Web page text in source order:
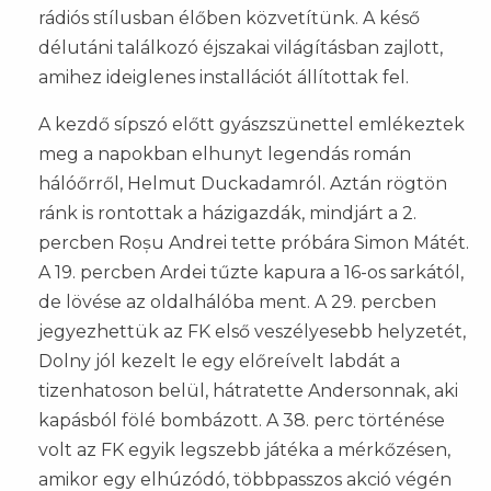
rádiós stílusban élőben közvetítünk. A késő
délutáni találkozó éjszakai világításban zajlott,
amihez ideiglenes installációt állítottak fel.
A kezdő sípszó előtt gyászszünettel emlékeztek
meg a napokban elhunyt legendás román
hálóőrről, Helmut Duckadamról. Aztán rögtön
ránk is rontottak a házigazdák, mindjárt a 2.
percben Roșu Andrei tette próbára Simon Mátét.
A 19. percben Ardei tűzte kapura a 16-os sarkától,
de lövése az oldalhálóba ment. A 29. percben
jegyezhettük az FK első veszélyesebb helyzetét,
Dolny jól kezelt le egy előreívelt labdát a
tizenhatoson belül, hátratette Andersonnak, aki
kapásból fölé bombázott. A 38. perc történése
volt az FK egyik legszebb játéka a mérkőzésen,
amikor egy elhúzódó, többpasszos akció végén